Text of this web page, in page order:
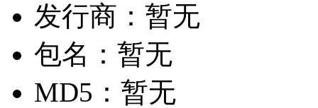
发行商： 暂无
包名： 暂无
MD5： 暂无